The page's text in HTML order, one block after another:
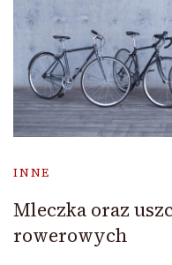
INNE
Mleczka oraz
rowerowych